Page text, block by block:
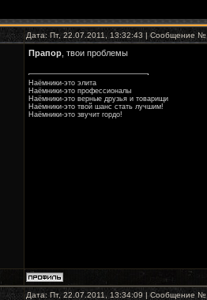
Дата: Пт, 22.07.2011, 13:32:43 | Сообщение №
Прапор , твои проблемы
Наёмники-это элита
Наёмники-это профессионалы
Наёмники-это верные друзья и товарищи
Наёмники-это твой шанс стать лучшим!
Наёмники-это звучит гордо!
Дата: Пт, 22.07.2011, 13:34:09 | Сообщение №